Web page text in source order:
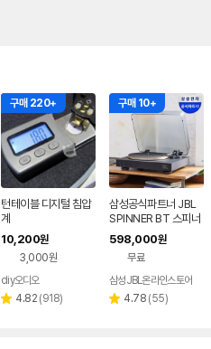
구매 220+
턴테이블 디지털 침압
계
10,200원
3,000원
페이
diy오디오
별 4.82 리
(918)
구매 10+
삼성공식파트너 JBL
SPINNER BT 스피너
BT 블루투스 턴테이블
LP 플레이어 골드
598,000원
무료
삼성JBL온라인스토어
별 4.78 리
(55)